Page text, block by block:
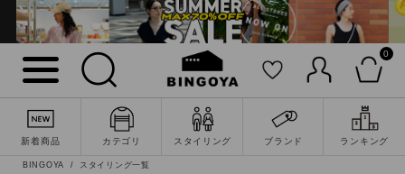
0
新着商品 カテゴリ スタイリング ブランド ランキング
詳細検索
BINGOYA スタイリング一覧